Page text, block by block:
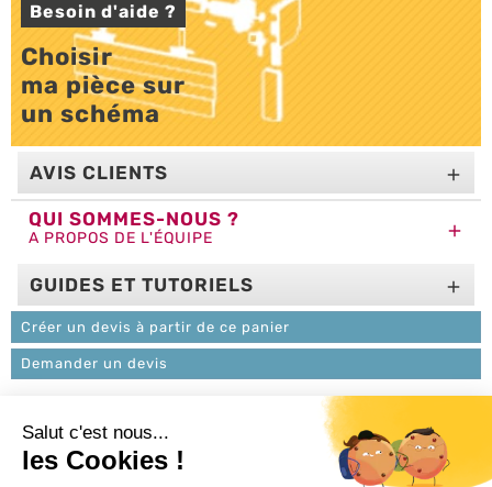
Besoin d'aide ?
Choisir
ma pièce sur
un schéma
AVIS CLIENTS 
QUI SOMMES-NOUS ?
A PROPOS DE L'ÉQUIPE 
GUIDES ET TUTORIELS 
Créer un devis à partir de ce panier
Demander un devis